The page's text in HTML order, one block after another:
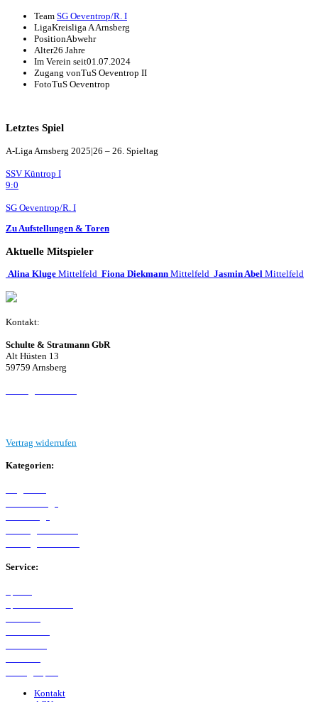
Team SG Oeventrop/R. I
LigaKreisliga A Arnsberg
PositionAbwehr
Alter26 Jahre
Im Verein seit01.07.2024
Zugang vonTuS Oeventrop II
FotoTuS Oeventrop
Letztes Spiel
A-Liga Arnsberg 2025|26 – 26. Spieltag
SSV Küntrop I
9:0
SG Oeventrop/R. I
Zu Aufstellungen & Toren
Aktuelle Mitspieler
Alina Kluge Mittelfeld Fiona Diekmann Mittelfeld Jasmin Abel Mittelfeld
Kontakt:
Schulte & Stratmann GbR
Alt Hüsten 13
59759 Arnsberg
Vertrag widerrufen
Kategorien:
Service:
Kontakt